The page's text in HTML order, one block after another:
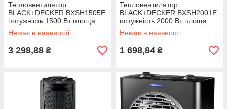
Тепловентилятор
BLACK+DECKER BXSH1505E
потужність 1500 Вт площа
обігріву 15 м² електронне
управління
Немає в наявності
3 298,88 ₴
Тепловентилятор
BLACK+DECKER BXSH2001E
потужність 2000 Вт площа
обігріву 15 м² механічне
управління уровень шума 50
Немає в наявності
1 698,84 ₴